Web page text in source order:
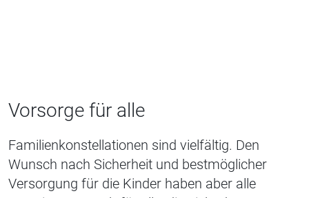
Vorsorge für alle
Familienkonstellationen sind vielfältig. Den
Wunsch nach Sicherheit und bestmöglicher
Versorgung für die Kinder haben aber alle